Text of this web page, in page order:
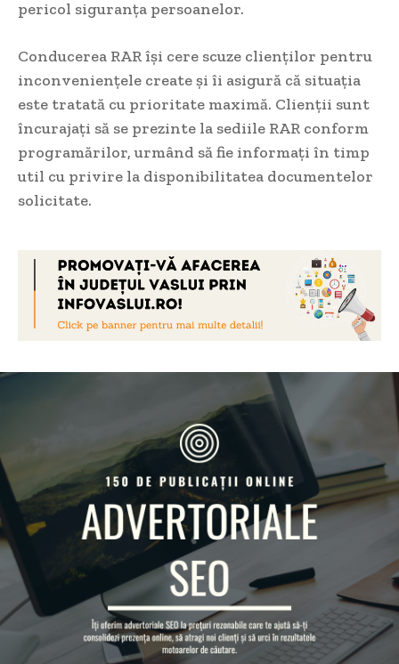
pericol siguranța persoanelor.
Conducerea RAR își cere scuze clienților pentru
inconveniențele create și îi asigură că situația
este tratată cu prioritate maximă. Clienții sunt
încurajați să se prezinte la sediile RAR conform
programărilor, urmând să fie informați în timp
util cu privire la disponibilitatea documentelor
solicitate.